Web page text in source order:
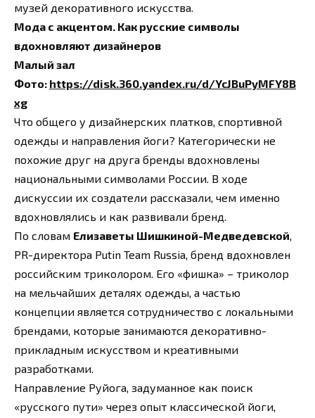
музей декоративного искусства.
Мода с акцентом. Как русские символы
вдохновляют дизайнеров
Малый зал
Фото: https://disk.360.yandex.ru/d/YcJBuPyMFY8B
xg
Что общего у дизайнерских платков, спортивной
одежды и направления йоги? Категорически не
похожие друг на друга бренды вдохновлены
национальными символами России. В ходе
дискуссии их создатели рассказали, чем именно
вдохновлялись и как развивали бренд.
По словам Елизаветы Шишкиной-Медведевской,
PR-директора Putin Team Russia, бренд вдохновлен
российским триколором. Его «фишка» – триколор
на мельчайших деталях одежды, а частью
концепции является сотрудничество с локальными
брендами, которые занимаются декоративно-
прикладным искусством и креативными
разработками.
Направление Руйога, задуманное как поиск
«русского пути» через опыт классической йоги,